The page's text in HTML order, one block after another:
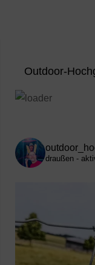
Outdoor-
draußen -